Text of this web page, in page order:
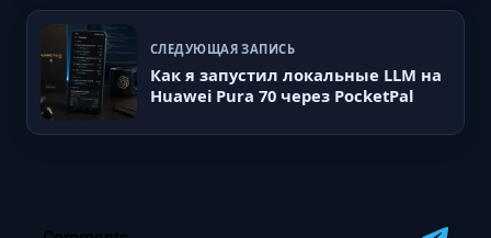
СЛЕДУЮЩАЯ ЗАПИСЬ
Как я запустил локальные LLM на
Huawei Pura 70 через PocketPal